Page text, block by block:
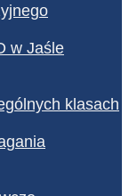
w Jaśle
klasach